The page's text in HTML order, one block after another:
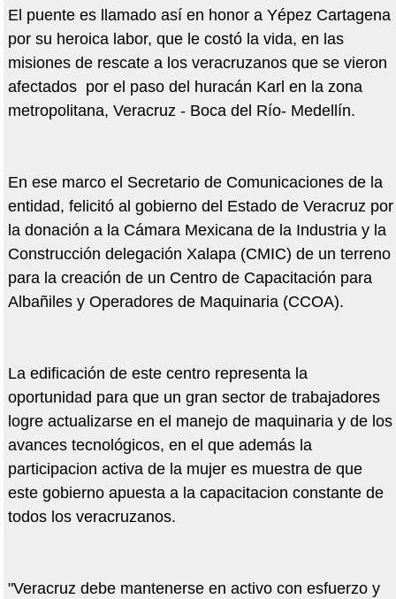
El puente es llamado así en honor a Yépez Cartagena
por su heroica labor, que le costó la vida, en las
misiones de rescate a los veracruzanos que se vieron
afectados por el paso del huracán Karl en la zona
metropolitana, Veracruz - Boca del Río- Medellín.
En ese marco el Secretario de Comunicaciones de la
entidad, felicitó al gobierno del Estado de Veracruz por
la donación a la Cámara Mexicana de la Industria y la
Construcción delegación Xalapa (CMIC) de un terreno
para la creación de un Centro de Capacitación para
Albañiles y Operadores de Maquinaria (CCOA).
La edificación de este centro representa la
oportunidad para que un gran sector de trabajadores
logre actualizarse en el manejo de maquinaria y de los
avances tecnológicos, en el que además la
participacion activa de la mujer es muestra de que
este gobierno apuesta a la capacitacion constante de
todos los veracruzanos.
"Veracruz debe mantenerse en activo con esfuerzo y